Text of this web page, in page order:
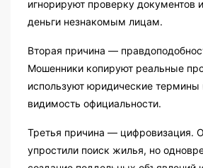
игнорируют проверку документов
деньги незнакомым лицам.
Вторая причина —
Мошенники копируют реальные
используют юридические термины
видимость официальности.
Третья причина — цифровизация.
упростили поиск жилья, но